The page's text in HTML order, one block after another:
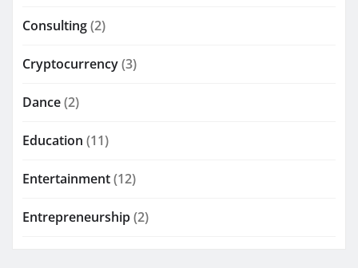
Consulting(2)
Cryptocurrency(3)
Dance(2)
Education (11)
Entertainment(12)
Entrepreneurship(2)